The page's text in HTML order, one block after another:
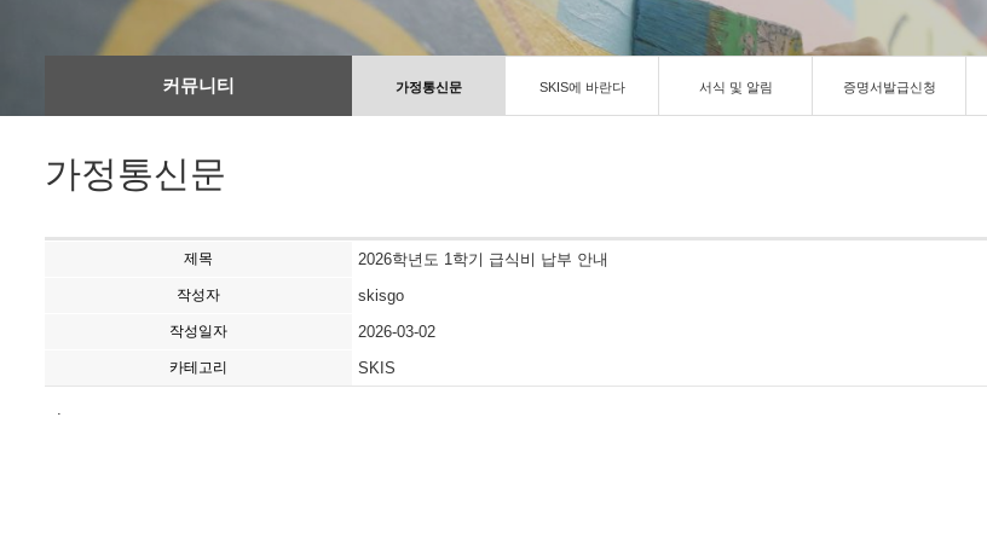
커뮤니티 가정통신문 SKIS에 바란다 서식 및 알림 증명서발급신청
가정통신문
제목 2026학년도 1학기 급식비 납부 안내
작성자 skisgo
작성일자 2026-03-02
카테고리 SKIS
.